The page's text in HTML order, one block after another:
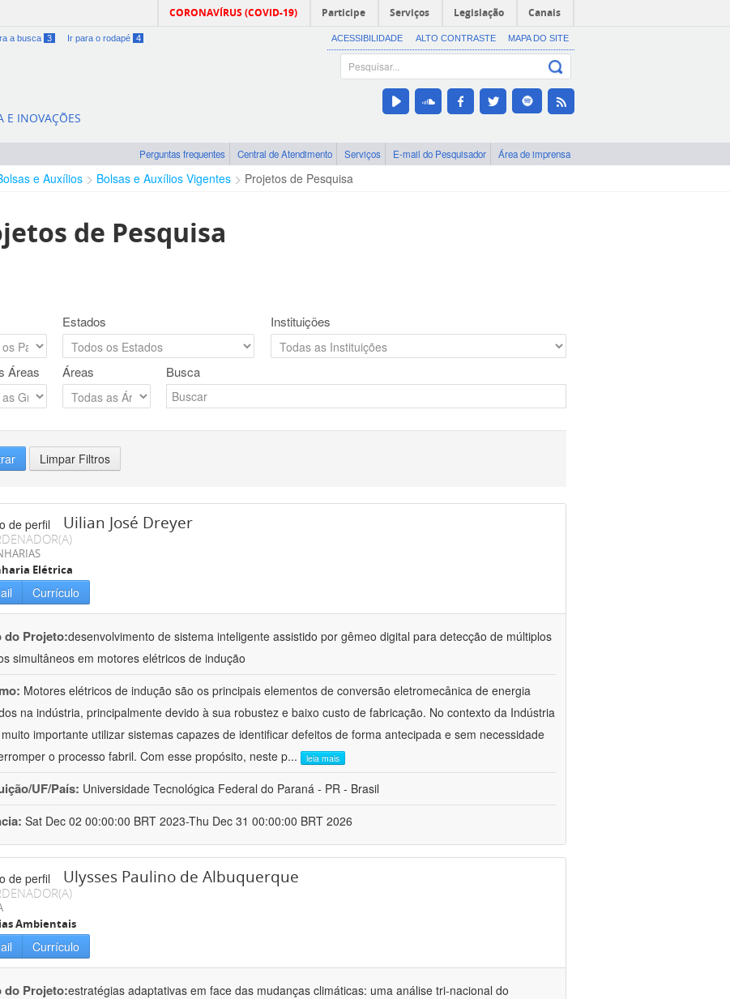
CORONAVÍRUS (COVID-19) Participe Serviços Legislação Canais
a busca 3 Ir para o rodapé 4 ACESSIBILIDADE ALTO CONTRASTE MAPA DO SITE
E INOVAÇÕES
Perguntas frequentes Central de Atendimento Serviços E-mail do Pesquisador Área de imprensa
e Auxílios Bolsas e Auxílios Vigentes Projetos de Pesquisa
de Pesquisa
Estados Instituições
Áreas Áreas Busca
Limpar Filtros
Uilian José Dreyer
Elétrica
Currículo
do Projeto:desenvolvimento de sistema inteligente assistido por gêmeo digital para detecção de múltiplos
simultâneos em motores elétricos de indução
Motores elétricos de indução são os principais elementos de conversão eletromecânica de energia
na indústria, principalmente devido à sua robustez e baixo custo de fabricação. No contexto da Indústria
importante utilizar sistemas capazes de identificar defeitos de forma antecipada e sem necessidade
o processo fabril. Com esse propósito, neste p... leia mais
UF/País: Universidade Tecnológica Federal do Paraná - PR - Brasil
Sat Dec 02 00:00:00 BRT 2023-Thu Dec 31 00:00:00 BRT 2026
Ulysses Paulino de Albuquerque
Ambientais
Currículo
do Projeto:estratégias adaptativas em face das mudanças climáticas: uma análise tri-nacional do